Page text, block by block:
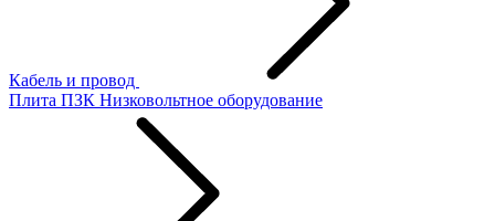
Кабель и провод
Плита ПЗК Низковольтное оборудование